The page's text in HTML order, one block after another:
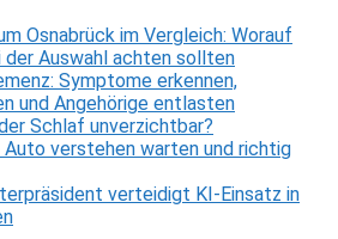
Osnabrück im Vergleich: Worauf
der Auswahl achten sollten
Symptome erkennen,
und Angehörige entlasten
Schlaf unverzichtbar?
Auto verstehen warten und richtig
verteidigt KI-Einsatz in